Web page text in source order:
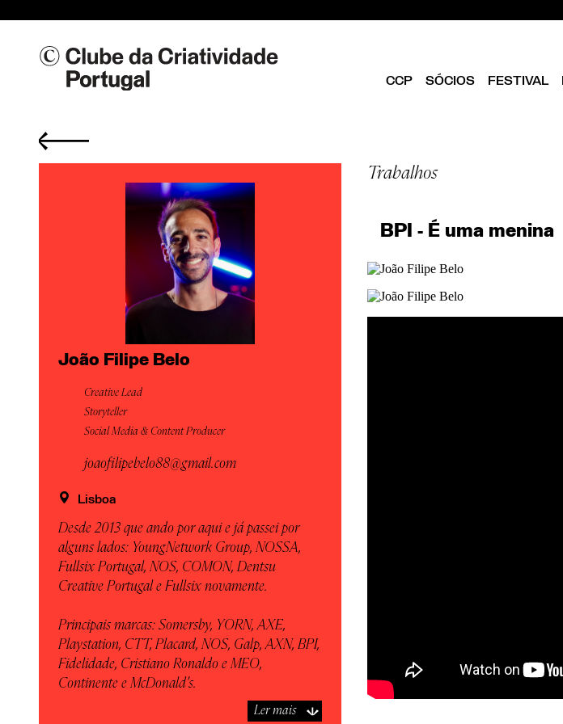
CCP
ESTATUTOS
DIREÇÃO
ASSEMBLEIA GERAL
CONSELHO FISCAL
PARCEIROS
EMPREENDEDORISMO
CRIATIVO DE LISBOA
SÓCIOS FESTIVAL
João Filipe Belo
Creative Lead
Storyteller
Social Media & Content Producer
joaofilipebelo88@gmail.com
Lisboa
Desde 2013 que ando por aqui e já passei por
alguns lados: YoungNetwork Group, NOSSA,
Fullsix Portugal, NOS, COMON, Dentsu
Creative Portugal e Fullsix novamente.
Principais marcas: Somersby, YORN, AXE,
Playstation, CTT, Placard, NOS, Galp, AXN, BPI,
Fidelidade, Cristiano Ronaldo e MEO,
Continente e McDonald’s.
Ler mais
Trabalhos
BPI - É uma menina